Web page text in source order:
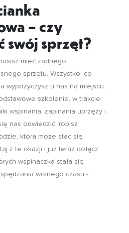
– czy
swój sprzęt?
mieć żadnego
sprzętu. Wszystko, co
wypożyczysz u nas na miejscu.
szkolenie, w trakcie
wspinania, zapinania uprzęży i
nas odwiedzić, robisz
która może stać się
z te okazji i już teraz dołącz
wspinaczka stała się
wolnego czasu -